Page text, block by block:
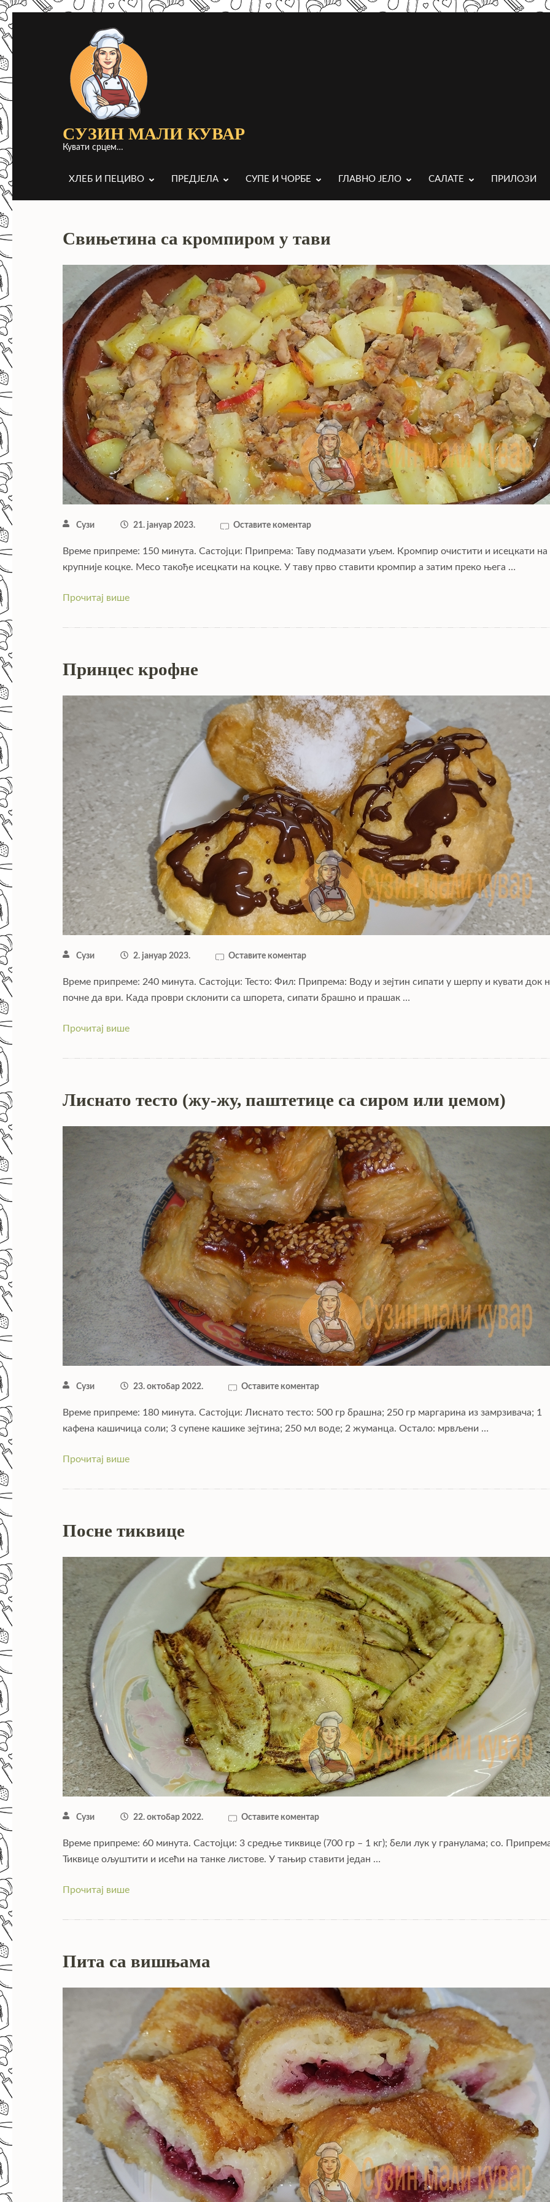
до
садржаја
Ентер)
СУЗИН МАЛИ КУВАР
Кувати срцем…
ХЛЕБ И ПЕЦИВО ПРЕДЈЕЛА СУПЕ И ЧОРБЕ ГЛАВНО ЈЕЛО САЛАТЕ ПРИЛОЗИ
Свињетина са кромпиром у тави
Сузи 21. јануар 2023. Оставите коментар
Време припреме: 150 минута. Састојци: Припрема: Таву подмазати уљем. Кромпир очистити и исецкати на
крупније коцке. Месо такође исецкати на коцке. У таву прво ставити кромпир а затим преко њега …
Прочитај више
Принцес крофне
Сузи 2. јануар 2023. Оставите коментар
Време припреме: 240 минута. Састојци: Тесто: Фил: Припрема: Воду и зејтин сипати у шерпу и кувати док
почне да ври. Када проври склонити са шпорета, сипати брашно и прашак …
Прочитај више
Лиснато тесто (жу-жу, паштетице са сиром или џемом)
Сузи 23. октобар 2022. Оставите коментар
Време припреме: 180 минута. Састојци: Лиснато тесто: 500 гр брашна; 250 гр маргарина из замрзивача; 1
кафена кашичица соли; 3 супене кашике зејтина; 250 мл воде; 2 жуманца. Остало: мрвљени …
Прочитај више
Посне тиквице
Сузи 22. октобар 2022. Оставите коментар
Време припреме: 60 минута. Састојци: 3 средње тиквице (700 гр – 1 кг); бели лук у гранулама; со.
Тиквице ољуштити и исећи на танке листове. У тањир ставити један …
Прочитај више
Пита са вишњама